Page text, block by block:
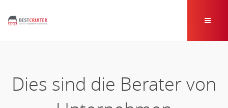
Dies sind die Berater von